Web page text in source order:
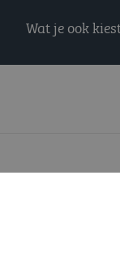
Wat je ook